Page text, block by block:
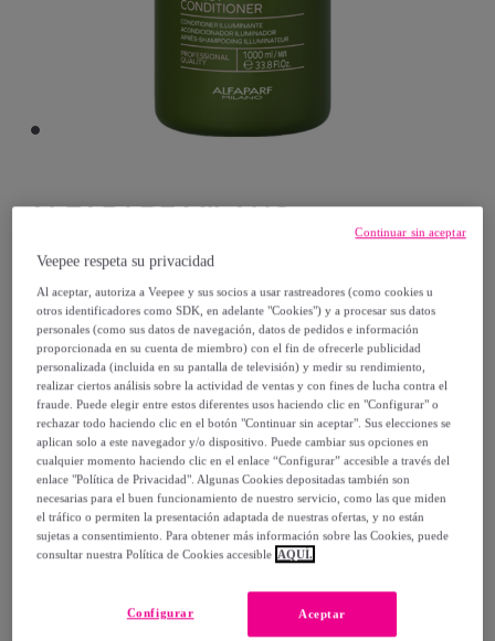
ALFAPARF MILANO
ALFAPARF MILANO Benvoleo Glossy
Conditioner 1000ml
Modelo: ALFAPARF MILANO Benvoleo
Glossy Conditioner 1000ml
27,60 €
47,00 €
-41%
Vendido porPENELOPE S.R.L.
Veepee respeta su privacidad
Al aceptar, autoriza a Veepee y sus socios a usar rastreadores (como cookies u
otros identificadores como SDK, en adelante "Cookies") y a procesar sus datos
personales (como sus datos de navegación, datos de pedidos e información
proporcionada en su cuenta de miembro) con el fin de ofrecerle publicidad
personalizada (incluida en su pantalla de televisión) y medir su rendimiento,
realizar ciertos análisis sobre la actividad de ventas y con fines de lucha contra el
fraude. Puede elegir entre estos diferentes usos haciendo clic en "Configurar" o
rechazar todo haciendo clic en el botón "Continuar sin aceptar". Sus elecciones se
aplican solo a este navegador y/o dispositivo. Puede cambiar sus opciones en
cualquier momento haciendo clic en el enlace “Configurar” accesible a través del
enlace "Política de Privacidad". Algunas Cookies depositadas también son
necesarias para el buen funcionamiento de nuestro servicio, como las que miden
el tráfico o permiten la presentación adaptada de nuestras ofertas, y no están
sujetas a consentimiento. Para obtener más información sobre las Cookies, puede
consultar nuestra Política de Cookies accesible AQUÍ.
Aceptar
Configurar
Continuar sin aceptar